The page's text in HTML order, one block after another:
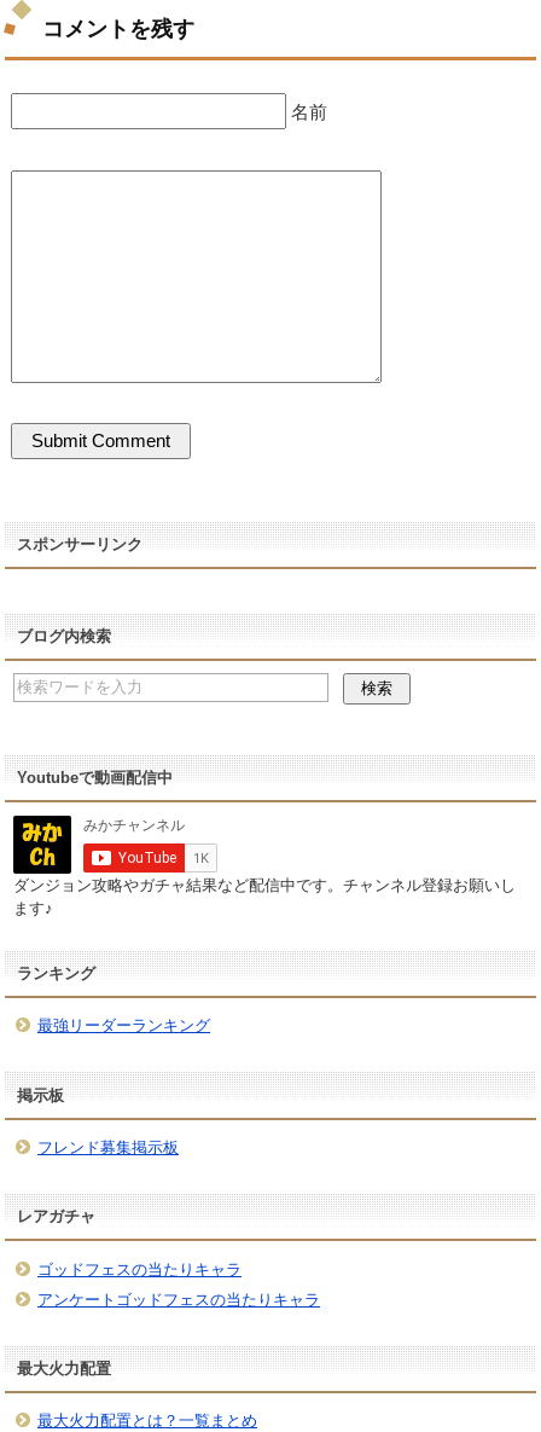
コメントを残す
名前
スポンサーリンク
ブログ内検索
Youtubeで動画配信中
ダンジョン攻略やガチャ結果など配信中です。チャンネル登録お願いし
ます♪
ランキング
最強リーダーランキング
掲示板
フレンド募集掲示板
レアガチャ
ゴッドフェスの当たりキャラ
アンケートゴッドフェスの当たりキャラ
最大火力配置
最大火力配置とは？一覧まとめ